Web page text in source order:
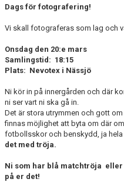
Dags för fotografering!
Vi skall fotograferas som lag och
Onsdag den 20:e mars
Samlingstid: 18:15
Plats: Nevotex i Nässjö
Ni kör in på innergården och där
ni ser vart ni ska gå in.
Det är stora utrymmen och gott
finnas möjlighet att byta om där
fotbollsskor och benskydd, ja
det med tröja.
Ni som har blå matchtröja
på er det!